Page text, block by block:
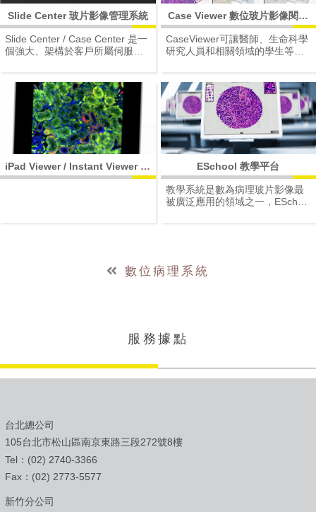
Slide Center 玻片影像管理系統
Slide Center / Case Center 是一
個強大、架構於客戶所屬伺服器
能，能夠儲存巨觀圖像及玻片影
像。由於結構靈活、開放性高，
提供多樣化的整合端口，因此可
以適用於多種領域，無論是醫學
領域、研究應用或者醫學教育。
Case Viewer 數位玻片影像閱片
軟體
CaseViewer可讓醫師、生命科學
研究人員和相關領域的學生等平
瀏覽、研究及教學，並可以在各
種平台、設備上安裝使用此一軟
體（微軟的作業系統為主）。
iPad Viewer / Instant Viewer 數
位玻片影像閱片軟體（For iPad /
ESchool 教學平台
教學系統是數為病理玻片影像最
被廣泛應用的領域之一，ESchool
數位病理系統
服務據點
台北總公司
105台北市松山區南京東路三段272號8樓
Tel：(02) 2740-3366
Fax：(02) 2773-5577
新竹分公司